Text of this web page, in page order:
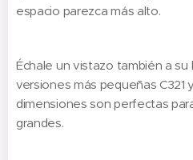
espacio parezca más alto.
Échale un vistazo también a su
versiones más pequeñas C321
dimensiones son perfectas
grandes.